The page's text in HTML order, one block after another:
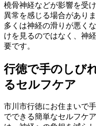
橈骨神経などが影響を受
異常を感じる場合があり
多くは神経の滑りが悪く
けを見るのではなく、神
要です。
行徳で手のしび
るセルフケア
市川市行徳にお住まいで
でできる簡単なセルフケ